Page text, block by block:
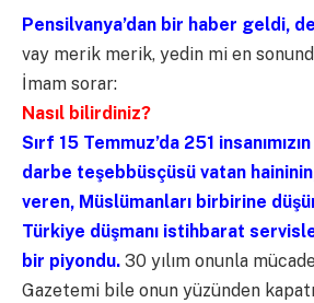
Pensilvanya’dan bir haber geldi,
vay merik merik, yedin mi en
İmam sorar:
Nasıl bilirdiniz?
Sırf 15 Temmuz’da 251
darbe teşebbüsçüsü vatan
veren, Müslümanları birbirine
Türkiye düşmanı istihbarat
bir piyondu. 30 yılım onunla
Gazetemi bile onun yüzünden